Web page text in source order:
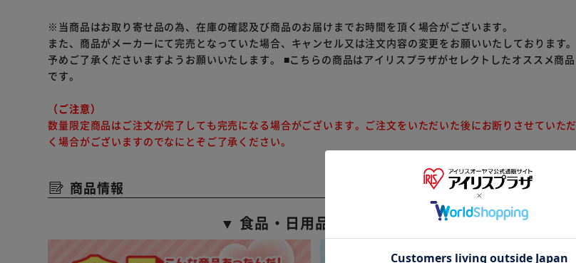
※当商品はお取り寄せ品の為、在庫の確認及び商品のお届けまでお時間を頂く場合がございます。
また、商品がメーカーにて完売となっていた場合、キャンセル又は注文内容の変更をお願いいたしております。
予めご了承くださいますようお願いいたします。 ■こちらの商品はアイリスプラザがセレクトしたオススメ商品
です。
（ご注意）
数量限定商品はご注文が完了しても完売になる場合がございます。ご注文をいただいた後にお断りさせていただ
く場合がございますのでなにとぞご了承ください。
商品情報
▼ 食品・日用品おすすめ ▼
※ご確認ください